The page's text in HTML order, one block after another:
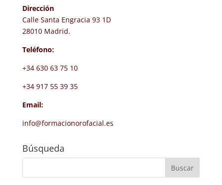
Dirección
Calle Santa Engracia 93 1D
28010 Madrid.
Teléfono:
+34 630 63 75 10
+34 917 55 39 35
Email:
info@formacionorofacial.es
Búsqueda